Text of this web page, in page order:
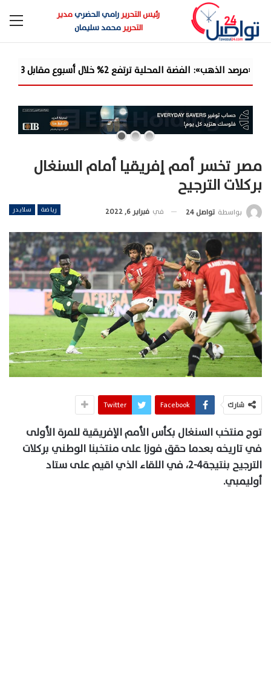
رئيس التحريررامي الحضريمدير
التحريرمحمد سليمان
والدولار يمتص جزءًا من مكاسب ا...
مصر تخسر أمم إفريقيا أمام السنغال
بركلات الترجيح
رياضة سلايدر بواسطة تواصل 24 في فبراير 6, 2022
شارك Facebook
Twitter
توج منتخب السنغال بكأس الأمم الإفريقية للمرة الأولى
في تاريخه بعدما حقق فوزا على منتخبنا الوطني بركلات
الترجيح بنتيجة4-2، في اللقاء الذي اقيم على ستاد
أوليمبي.